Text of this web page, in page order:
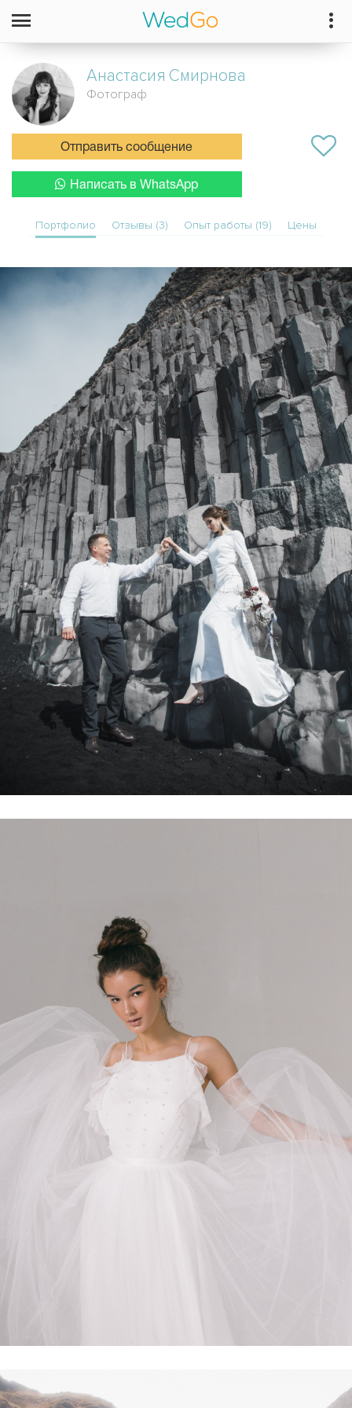
Анастасия Смирнова
Фотограф
Отправить сообщение
Написать в WhatsApp
Портфолио Отзывы (3) Опыт работы (19) Цены